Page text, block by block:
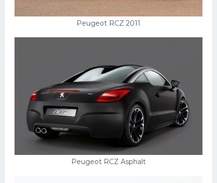
Peugeot RCZ 2011
Peugeot RCZ Asphalt